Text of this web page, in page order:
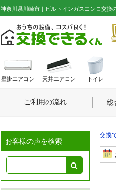
神奈川県川崎市｜ビルトインガスコンロ交換
お客様の声を検索
交換
壁掛エアコン 天井エアコン トイレ
ご利用の流れ 総